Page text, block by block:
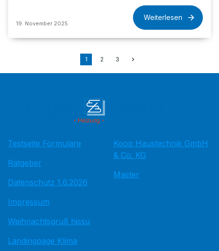
19. November 2025
Weiterlesen
1 2 3
Testseite Formulare
Ratgeber
Datenschutz 1.6.2026
Impressum
Weihnachtsgruß hissu
Landingpage Klima
Koop Haustechnik GmbH
& Co. KG
Master